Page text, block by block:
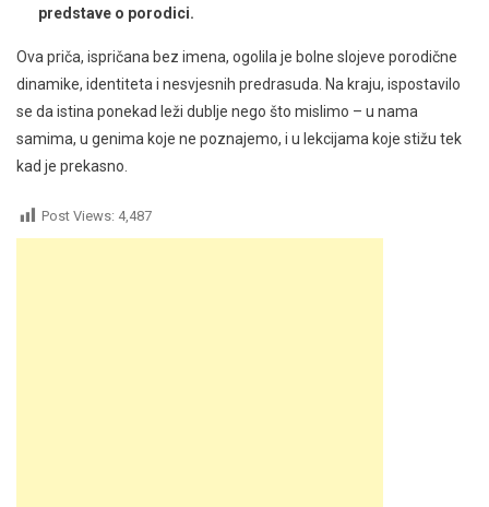
predstave o porodici.
Ova priča, ispričana bez imena, ogolila je bolne slojeve porodične
dinamike, identiteta i nesvjesnih predrasuda. Na kraju, ispostavilo
se da istina ponekad leži dublje nego što mislimo – u nama
samima, u genima koje ne poznajemo, i u lekcijama koje stižu tek
kad je prekasno.
Post Views: 4,487